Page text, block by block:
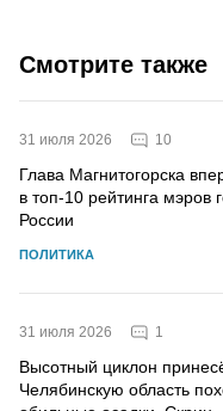
Смотрите также
31 июля 2026 10
Глава Магнитогорска
в топ-10 рейтинга мэров
России
ПОЛИТИКА
31 июля 2026 1
Высотный циклон
Челябинскую область